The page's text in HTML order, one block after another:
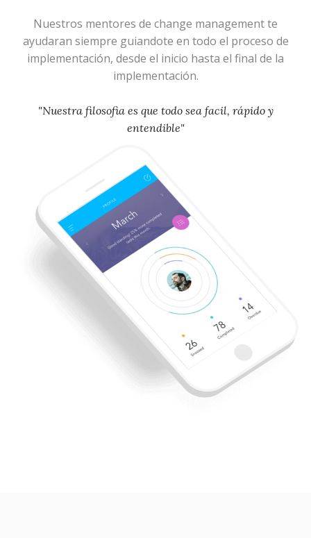
Nuestros mentores de change management te
ayudaran siempre guiandote en todo el proceso de
implementación, desde el inicio hasta el final de la
implementación.
"Nuestra filosofia es que todo sea facil, rápido y
entendible"